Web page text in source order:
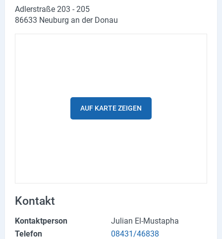
Adlerstraße 203 - 205
86633 Neuburg an der Donau
AUF KARTE ZEIGEN
Kontakt
Kontaktperson
Julian El-Mustapha
Telefon
08431/46838
Premium
Neuburg App
Veranstaltungen
Marken
Produktgruppen
Partner